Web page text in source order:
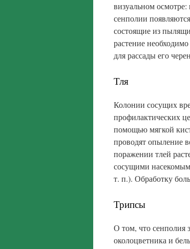
визуальном осмотре:
сенполии
состоящие из
растение
для рассады его
Тля
Колонии сосущих
профилактических
помощью мягкой
проводят опыление
поражении тлей
сосущими
т. п.). Обработку
Трипсы
О том, что сенполия
околоцветника и